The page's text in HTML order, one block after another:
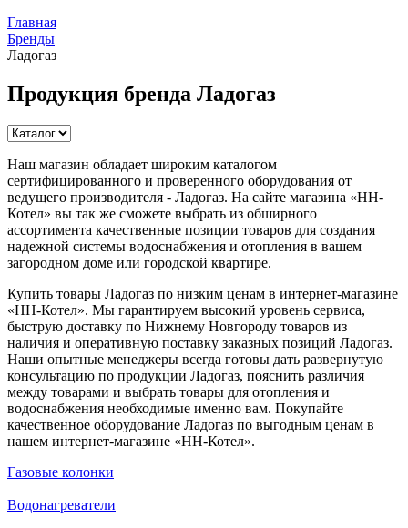
Главная
Бренды
Ладогаз
Продукция бренда Ладогаз
Наш магазин обладает широким каталогом
сертифицированного и проверенного оборудования от
ведущего производителя - Ладогаз. На сайте магазина «НН-
Котел» вы так же сможете выбрать из обширного
ассортимента качественные позиции товаров для создания
надежной системы водоснабжения и отопления в вашем
загородном доме или городской квартире.
Купить товары Ладогаз по низким ценам в интернет-магазине
«НН-Котел». Мы гарантируем высокий уровень сервиса,
быструю доставку по Нижнему Новгороду товаров из
наличия и оперативную поставку заказных позиций Ладогаз.
Наши опытные менеджеры всегда готовы дать развернутую
консультацию по продукции Ладогаз, пояснить различия
между товарами и выбрать товары для отопления и
водоснабжения необходимые именно вам. Покупайте
качественное оборудование Ладогаз по выгодным ценам в
нашем интернет-магазине «НН-Котел».
Газовые колонки
Водонагреватели